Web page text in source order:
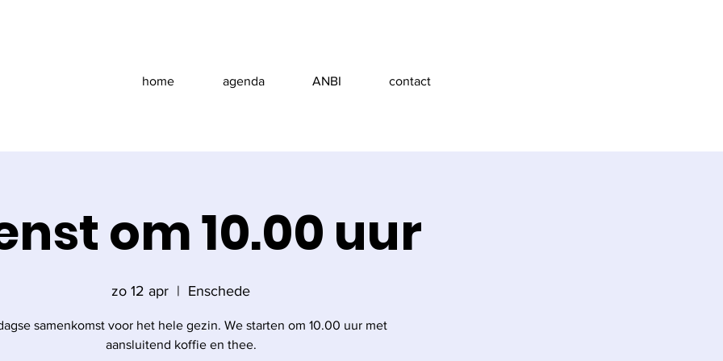
home agenda ANBI contact
om 10.00 uur
zo 12 apr
  |
Enschede
samenkomst voor het hele gezin. We starten om 10.00 uur met
aansluitend koffie en thee.